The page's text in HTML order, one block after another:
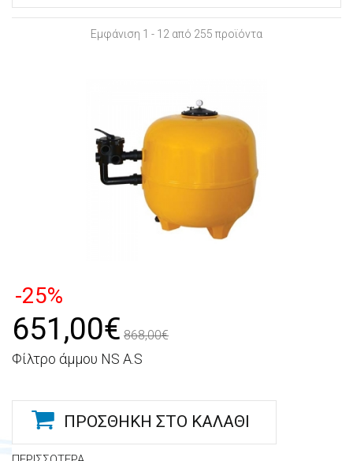
Εμφάνιση 1 - 12 από 255 προϊόντα
-25%
651,00€ 868,00€
Φίλτρο άμμου NS A.S
ΠΡΟΣΘΉΚΗ ΣΤΟ ΚΑΛΆΘΙ